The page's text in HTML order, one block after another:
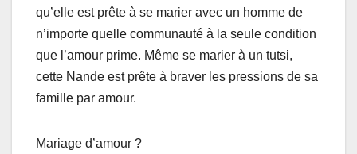
qu’elle est prête à se marier avec un homme de
n’importe quelle communauté à la seule condition
que l’amour prime. Même se marier à un tutsi,
cette Nande est prête à braver les pressions de sa
famille par amour.
Mariage d’amour ?